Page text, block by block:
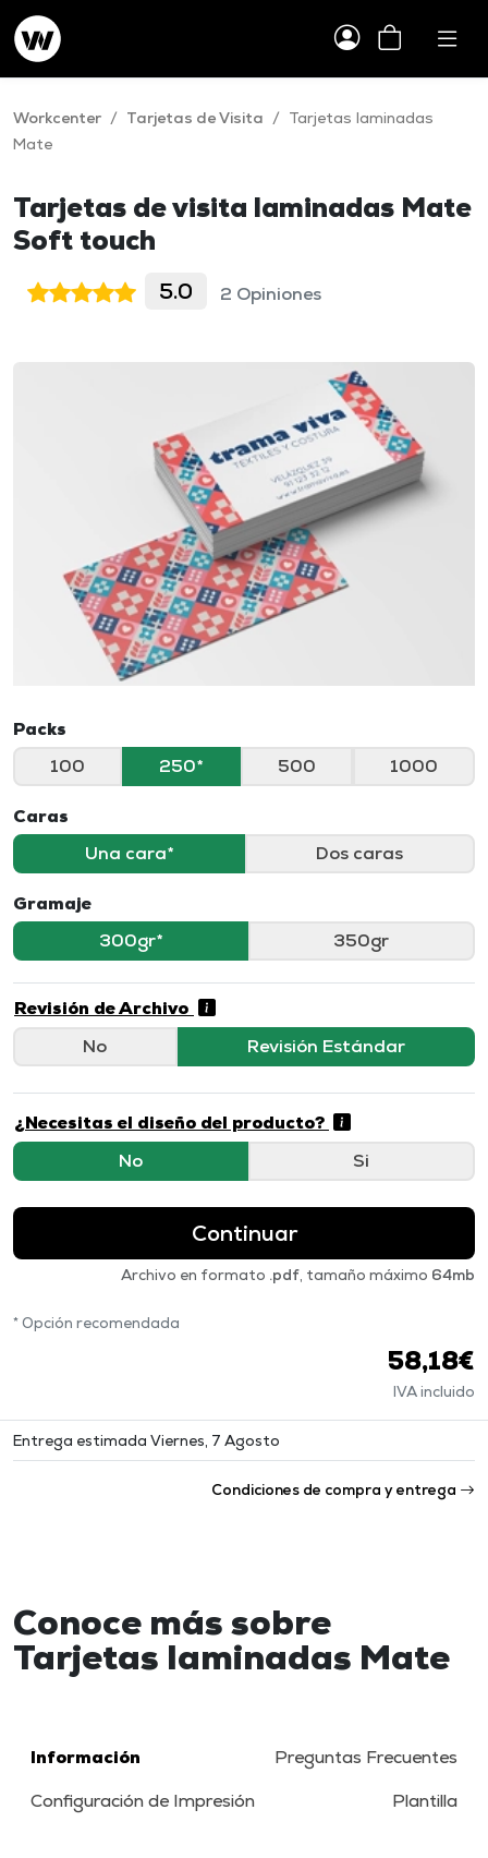
Workcenter / Tarjetas de Visita / Tarjetas laminadas
Mate
Tarjetas de visita laminadas Mate
Soft touch
5.0 2 Opiniones
Packs
100
250 500 1000
Caras
Una cara
Dos caras
Gramaje
300gr
350gr
Revisión de Archivo
No
Revisión Estándar
¿Necesitas el diseño del producto?
No
Si
Continuar
Archivo en formato .pdf, tamaño máximo 64mb
* Opción recomendada
58,18€
IVA incluido
Entrega estimada Viernes, 7 Agosto
Condiciones de compra y entrega
Conoce más sobre
Tarjetas laminadas Mate
Información
Preguntas Frecuentes
Configuración de Impresión
Plantilla